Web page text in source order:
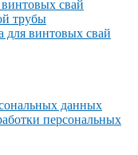
свай
трубы
для винтовых свай
данных
персональных